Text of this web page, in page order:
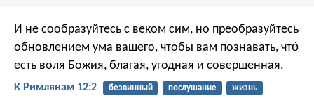
И не сообразуйтесь с веком сим, но преобразуйтесь
обновлением ума вашего, чтобы вам познавать, что́
есть воля Божия, благая, угодная и совершенная.
К Римлянам 12:2 безвинный послушание жизнь